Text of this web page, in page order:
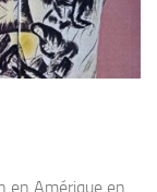
en Amérique en